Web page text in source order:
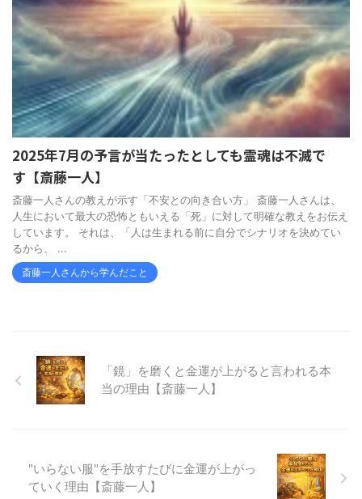
2025年7月の予言が当たったとしても霊魂は不滅で
す【斎藤一人】
斎藤一人さんの教えが示す「不安との向き合い方」 斎藤一人さんは、
人生において最大の恐怖ともいえる「死」に対して明確な教えをお伝え
しています。 それは、「人は生まれる前に自分でシナリオを決めてい
るから、 ...
斎藤一人さんから学んだこと
「鏡」を磨くと金運が上がると言われる本
当の理由【斎藤一人】
"いらない服"を手放すたびに金運が上がっ
ていく理由【斎藤一人】